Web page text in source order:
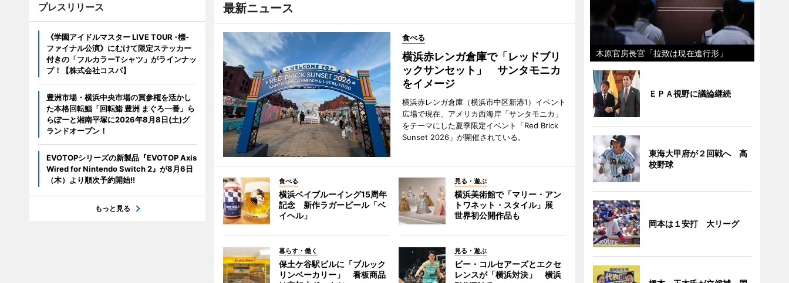
最新ニュース
食べる
横浜赤レンガ倉庫で「レッドブリ
ックサンセット」 サンタモニカ
をイメージ
横浜赤レンガ倉庫（横浜市中区新港1）イベント
広場で現在、アメリカ西海岸「サンタモニカ」
をテーマにした夏季限定イベント「Red Brick
Sunset 2026」が開催されている。
食べる
横浜ベイブルーイング15周年
記念 新作ラガービール「ベ
イヘル」
見る・遊ぶ
横浜美術館で「マリー・アン
トワネット・スタイル」展
世界初公開作品も
暮らす・働く
保土ケ谷駅ビルに「ブルック
リンベーカリー」 看板商品
見る・遊ぶ
ビー・コルセアーズとエクセ
レンスが「横浜対決」 横浜
プレスリリース
《学園アイドルマスター LIVE TOUR -標-
ファイナル公演》にむけて限定ステッカー
付きの「フルカラーTシャツ」がラインナッ
プ！【株式会社コスパ】
豊洲市場・横浜中央市場の買参権を活かし
た本格回転鮨「回転鮨 豊洲 まぐろ一番」ら
らぽーと湘南平塚に2026年8月8日(土)グ
ランドオープン！
EVOTOPシリーズの新製品『EVOTOP Axis
Wired for Nintendo Switch 2』が8月6日
（木）より順次予約開始!!
もっと見る
木原官房長官「拉致は現在進行形」
ＥＰＡ視野に議論継続
東海大甲府が２回戦へ 高
校野球
岡本は１安打 大リーグ